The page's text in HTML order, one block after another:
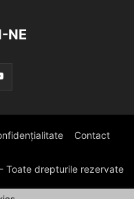
NE
Contact
drepturile rezervate